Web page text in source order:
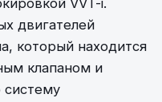
VVT-i.
двигателей
который находится
клапаном и
систему